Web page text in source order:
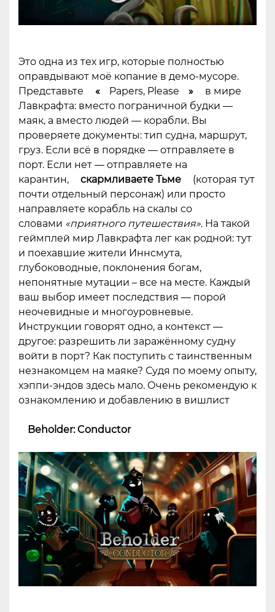
Это одна из тех игр, которые полностью
оправдывают моё копание в демо-мусоре.
Представьте
« Papers, Please »
в мире
Лавкрафта: вместо пограничной будки —
маяк, а вместо людей — корабли. Вы
проверяете документы: тип судна, маршрут,
груз. Если всё в порядке — отправляете в
порт. Если нет — отправляете на
карантин,
скармливаете Тьме
(которая тут
почти отдельный персонаж) или просто
направляете корабль на скалы со
словами «приятного путешествия». На такой
геймплей мир Лавкрафта лег как родной: тут
и поехавшие жители Иннсмута,
глубоководные, поклонения богам,
непонятные мутации – все на месте. Каждый
ваш выбор имеет последствия — порой
неочевидные и многоуровневые.
Инструкции говорят одно, а контекст —
другое: разрешить ли заражённому судну
войти в порт? Как поступить с таинственным
незнакомцем на маяке? Судя по моему опыту,
хэппи-эндов здесь мало. Очень рекомендую к
ознакомлению и добавлению в вишлист
Beholder: Conductor